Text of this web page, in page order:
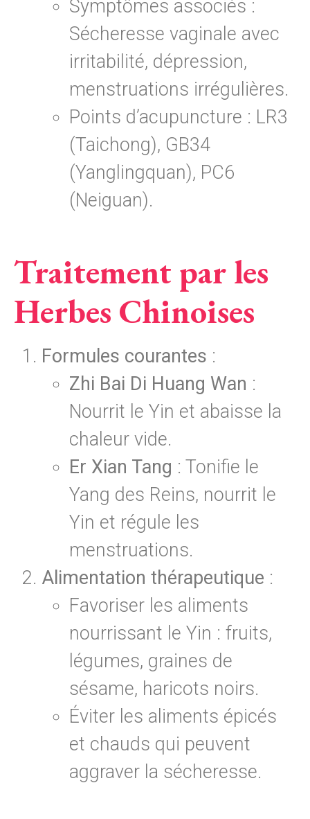
Symptômes associés :
Sécheresse vaginale avec
irritabilité, dépression,
menstruations irrégulières.
Points d’acupuncture : LR3
(Taichong), GB34
(Yanglingquan), PC6
(Neiguan).
Traitement par les
Herbes Chinoises
Formules courantes :
Zhi Bai Di Huang Wan :
Nourrit le Yin et abaisse la
chaleur vide.
Er Xian Tang : Tonifie le
Yang des Reins, nourrit le
Yin et régule les
menstruations.
Alimentation thérapeutique :
Favoriser les aliments
nourrissant le Yin : fruits,
légumes, graines de
sésame, haricots noirs.
Éviter les aliments épicés
et chauds qui peuvent
aggraver la sécheresse.